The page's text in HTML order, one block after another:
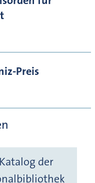
Preis
der